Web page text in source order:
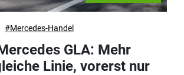
#Mercedes-Handel
GLA: Mehr
Linie, vorerst nur